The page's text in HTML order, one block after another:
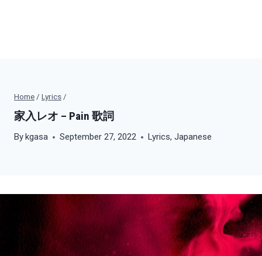
Home / Lyrics /
家入レオ – Pain 歌詞
Bykgasa September 27, 2022 Lyrics,Japanese